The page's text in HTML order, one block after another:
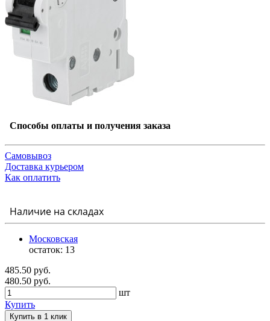
Способы оплаты и получения заказа
Самовывоз
Доставка курьером
Как оплатить
Наличие на складах
Московская
остаток: 13
485.50 руб.
480.50 руб.
шт
Купить
Купить в 1 клик